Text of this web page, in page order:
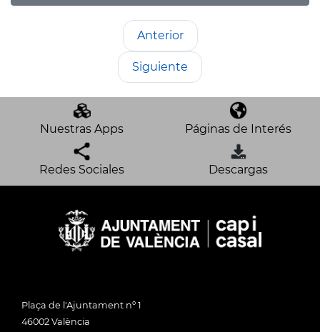
Anterior
Siguiente
Nuestras Apps Páginas de Interés
Redes Sociales Descargas
Plaça de l'Ajuntament nº 1
46002 València